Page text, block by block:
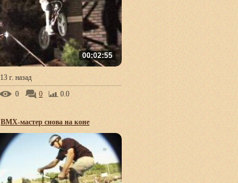
00:02:55
13 г. назад
0
0 0.0
BMX-мастер снова на коне